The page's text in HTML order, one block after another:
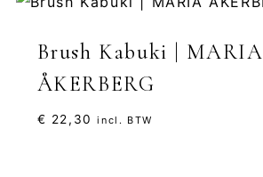
Brush Kabuki | MARIA
ÅKERBERG
€ 22,30 incl. BTW